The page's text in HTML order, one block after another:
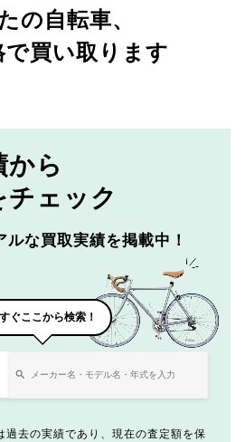
の自転車、
で買い取ります
から
チェック
ルな買取実績を掲載中！
ぐここから検索！
過去の実績であり、現在の査定額を保